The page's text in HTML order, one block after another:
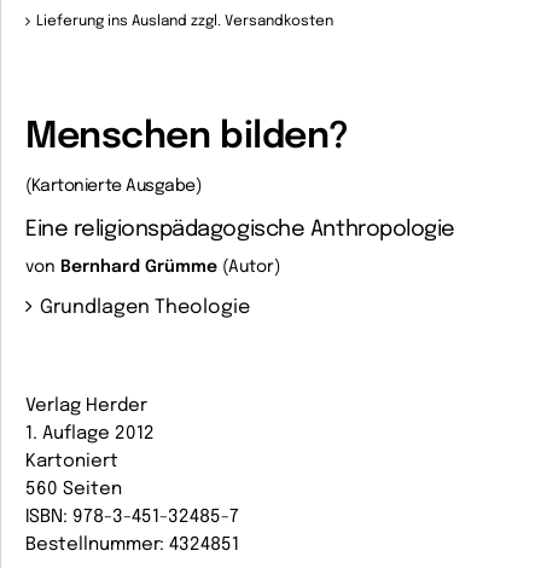
Lieferung ins Ausland zzgl. Versandkosten
Menschen bilden?
(Kartonierte Ausgabe)
Eine religionspädagogische Anthropologie
von Bernhard Grümme (Autor)
Grundlagen Theologie
Verlag Herder
1. Auflage 2012
Kartoniert
560 Seiten
ISBN: 978-3-451-32485-7
Bestellnummer: 4324851